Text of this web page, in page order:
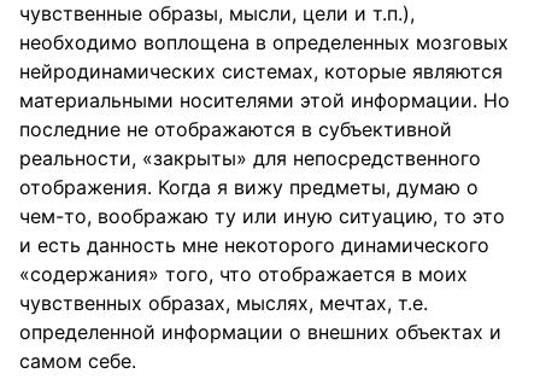
чувственные образы, мысли, цели и т.п.),
необходимо воплощена в определенных мозговых
нейродинамических системах, которые являются
материальными носителями этой информации. Но
последние не отображаются в субъективной
реальности, «закрыты» для непосредственного
отображения. Когда я вижу предметы, думаю о
чем-то, воображаю ту или иную ситуацию, то это
и есть данность мне некоторого динамического
«содержания» того, что отображается в моих
чувственных образах, мыслях, мечтах, т.е.
определенной информации о внешних объектах и
самом себе.